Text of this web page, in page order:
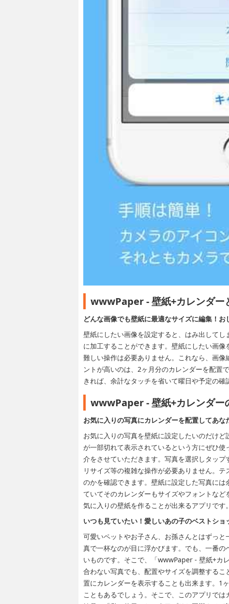
wwwPaper - 壁紙+カレンダー
どんな画像でも壁紙に最適なサイズに編集！
壁紙にしたい画像を設定すると、はみ出して
に加工することが​できます。壁紙にしたい画像
難しい操作は必要ありません。これなら、画
ントが高いの​は、2ヶ月分のカレンダーを配置
きれば、余計なタッチを省いて曜日や予定​の確
wwwPaper - 壁紙+カレンダー
お気に入りの写真にカレンダーを配置してあ
お気に入りの写真を壁紙に設定したいのだけ
が一部切れて表示されているという方にぜひ
介をさせていただきます。写真を選択しタッ
リサイズ等の複雑な操作が必要ありません。
のかを確認できます。壁紙に設定した写真に
ていてそのカレンダーもサイズやフォントな
気に入りの壁紙を作ることが出来るアプリです。
いつも見ていたい！愛しいあの子のベストショ
可愛いペットやお子さん、お孫さんとはずっ
真で一杯なのが目に浮かびます。でも、一番
いものです。そこで、「wwwPaper - 壁紙+カ
合わない写真でも、配置やサイズを調整する
置にカレンダーを表示することも出来ます。1
こともあるでしょう。そこで、このアプリで